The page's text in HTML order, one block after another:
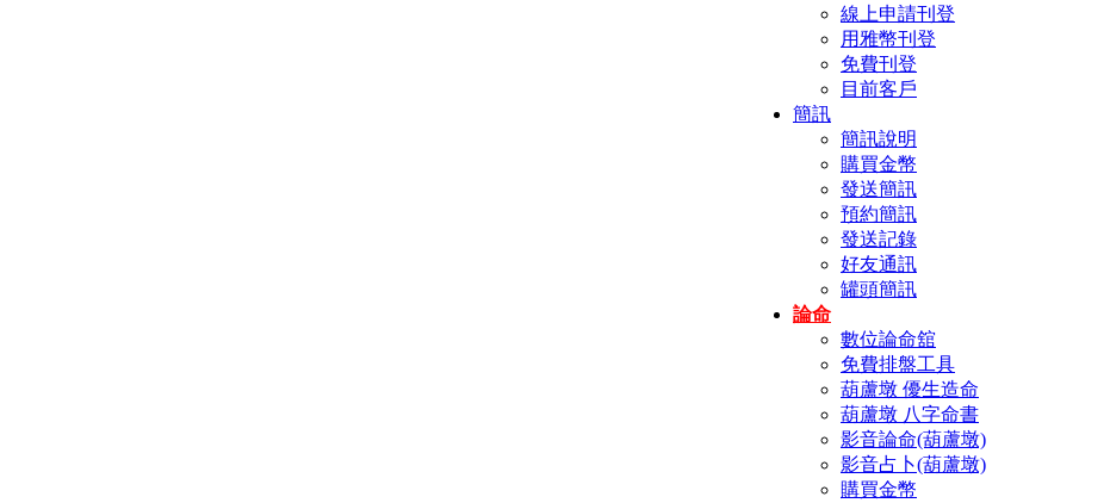
線上申請刊登
用雅幣刊登
免費刊登
目前客戶
簡訊
簡訊說明
購買金幣
發送簡訊
預約簡訊
發送記錄
好友通訊
罐頭簡訊
論命
數位論命舘
免費排盤工具
葫蘆墩 優生造命
葫蘆墩 八字命書
影音論命(葫蘆墩)
影音占卜(葫蘆墩)
購買金幣